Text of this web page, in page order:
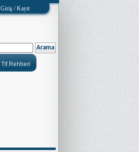
Giriş / Kayıt
Tlf.Rehberi